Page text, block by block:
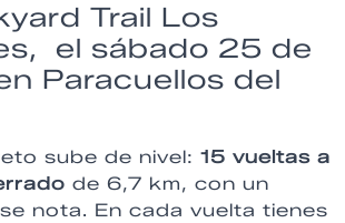
Trail Los
el sábado 25 de
Paracuellos del
sube de nivel: 15 vueltas a
de 6,7 km, con un
nota. En cada vuelta tienes